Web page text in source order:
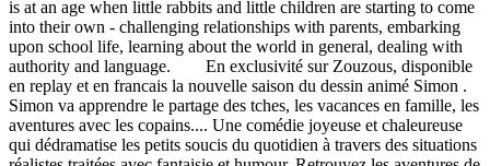
is at an age when little rabbits and little children are starting to come
into their own - challenging relationships with parents, embarking
upon school life, learning about the world in general, dealing with
authority and language. En exclusivité sur Zouzous, disponible
en replay et en francais la nouvelle saison du dessin animé Simon .
Simon va apprendre le partage des tches, les vacances en famille, les
aventures avec les copains.... Une comédie joyeuse et chaleureuse
qui dédramatise les petits soucis du quotidien à travers des situations